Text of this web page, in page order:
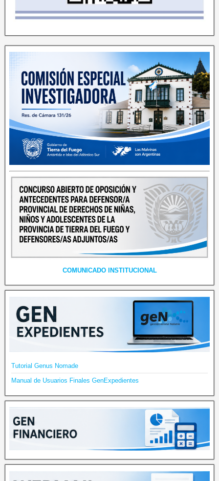
COMUNICADO INSTITUCIONAL
Tutorial Genus Nomade
Manual de Usuarios Finales GenExpedientes